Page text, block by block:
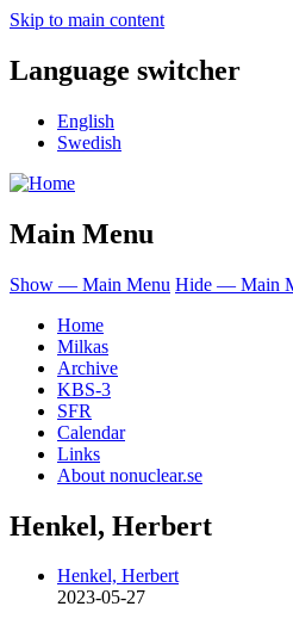
Skip to main content
Language switcher
English
Swedish
Main Menu
Show — Main Menu Hide — Main
Home
Milkas
Archive
KBS-3
SFR
Calendar
Links
About nonuclear.se
Henkel, Herbert
Henkel, Herbert
2023-05-27